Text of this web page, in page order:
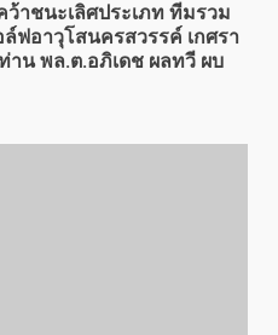
าชนะเลิศประเภท ทีมรวม
ฟอาวุโสนครสวรรค์ เกศรา
น พล.ต.อภิเดช ผลทวี ผบ